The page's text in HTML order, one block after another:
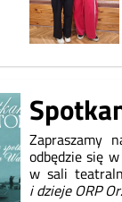
Zapraszamy
odbędzie się
w sali
i dzieje ORP